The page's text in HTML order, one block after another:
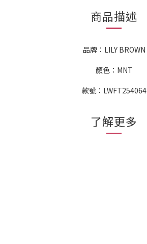
商品描述
品牌：LILY BROWN
顏色：MNT
款號：LWFT254064
了解更多